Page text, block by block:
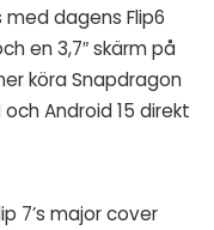
dagens Flip6
en 3,7″ skärm på
köra Snapdragon
och Android 15 direkt
7’s major cover